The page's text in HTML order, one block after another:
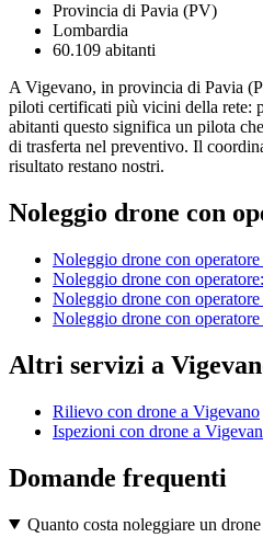
Provincia di Pavia (PV)
Lombardia
60.109 abitanti
A Vigevano, in provincia di Pavia
piloti certificati più vicini della rete:
abitanti questo significa un pilota
di trasferta nel preventivo. Il
risultato restano nostri.
Noleggio drone con
Noleggio drone con
Noleggio drone con
Noleggio drone con operatore
Noleggio drone con
Altri servizi a
Rilievo con drone a Vigevano
Ispezioni con drone a
Domande frequenti
Quanto costa noleggiare un